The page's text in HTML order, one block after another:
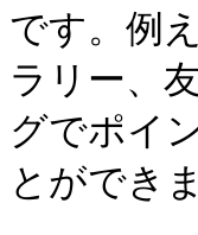
です。例
ラリー、
グでポイ
とができ